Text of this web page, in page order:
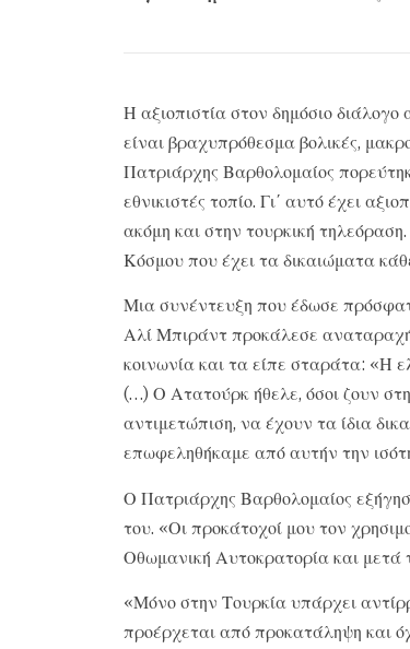
Η αξιοπιστία στον δημόσιο
είναι βραχυπρόθεσμα βολικές,
Πατριάρχης Βαρθολομαίος
εθνικιστές τοπίο. Γι΄ αυτό έχει
ακόμη και στην τουρκική
Κόσμου που έχει τα δικαιώματα
Μια συνέντευξη που έδωσε
Αλί Μπιράντ προκάλεσε
κοινωνία και τα είπε σταράτα: «Η
(…) Ο Ατατούρκ ήθελε, όσοι ζουν
αντιμετώπιση, να έχουν τα ίδια
επωφεληθήκαμε από αυτήν την
Ο Πατριάρχης Βαρθολομαίος
του. «Οι προκάτοχοί μου τον
Οθωμανική Αυτοκρατορία και μετά
«Μόνο στην Τουρκία υπάρχει
προέρχεται από προκατάληψη και